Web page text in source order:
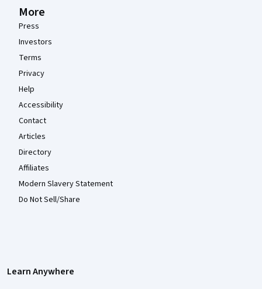
More
Press
Investors
Terms
Privacy
Help
Accessibility
Contact
Articles
Directory
Affiliates
Modern Slavery Statement
Do Not Sell/Share
Learn Anywhere